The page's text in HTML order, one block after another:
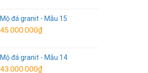
Mộ đá granit - Mẫu 15
45.000.000₫
Mộ đá granit - Mẫu 14
43.000.000₫